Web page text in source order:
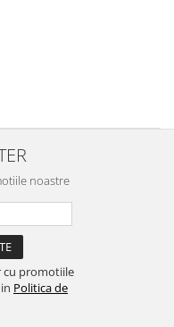
noastre
cu promotiile
Politica de